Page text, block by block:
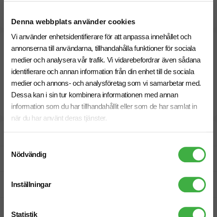
Denna webbplats använder cookies
Vi använder enhetsidentifierare för att anpassa innehållet och
annonserna till användarna, tillhandahålla funktioner för sociala
medier och analysera vår trafik. Vi vidarebefordrar även sådana
identifierare och annan information från din enhet till de sociala
medier och annons- och analysföretag som vi samarbetar med.
Dessa kan i sin tur kombinera informationen med annan
information som du har tillhandahållit eller som de har samlat in
när du har använt deras tjänster.
Nödvändig
Inställningar
Statistik
Snabbare leverans? Kontakta oss.
Fri offert
Prisgaranti
Snabb leverans